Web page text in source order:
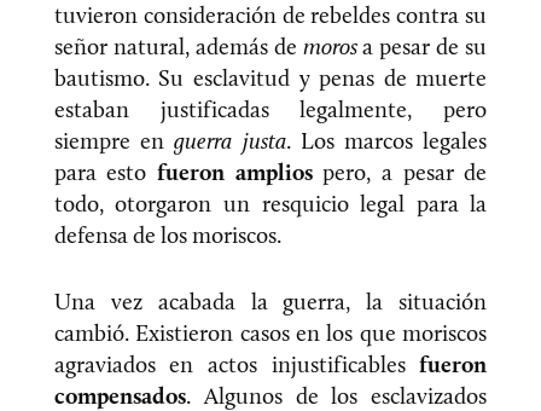
tuvieron consideración de rebeldes contra su
señor natural, además de morosa pesar de su
bautismo. Su esclavitud y penas de muerte
estaban justificadas legalmente, pero
siempre enguerra justa. Los marcos legales
para estofueron ampliospero, a pesar de
todo, otorgaron un resquicio legal para la
defensa de los moriscos.
Una vez acabada la guerra, la situación
cambió. Existieron casos en los que moriscos
agraviados en actos injustificablesfueron
compensados. Algunos de los esclavizados